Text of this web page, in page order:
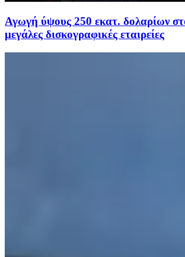
Αγωγή ύψους 250 εκατ. δολαρίων
μεγάλες δισκογραφικές εταιρείες